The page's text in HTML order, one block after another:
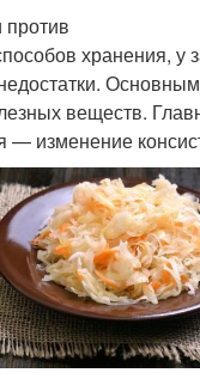
хранения, у
веществ.
— изменение